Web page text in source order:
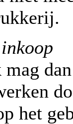
het